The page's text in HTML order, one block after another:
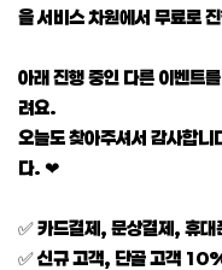
을 서비스 차원에서 무료로
아래 진행 중인 다른 이벤트
려요.
오늘도 찾아주셔서 감사합
다. ❤
✅ 카드결제, 문상결제, 휴대
✅ 신규 고객, 단골 고객